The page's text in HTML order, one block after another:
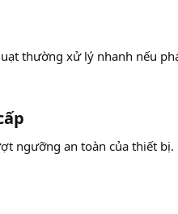
thường xử lý nhanh nếu
ngưỡng an toàn của thiết bị.